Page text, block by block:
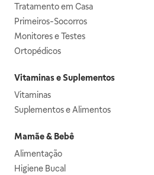
Tratamento em Casa
Primeiros-Socorros
Monitores e Testes
Ortopédicos
Vitaminas e Suplementos
Vitaminas
Suplementos e Alimentos
Mamãe & Bebê
Alimentação
Higiene Bucal